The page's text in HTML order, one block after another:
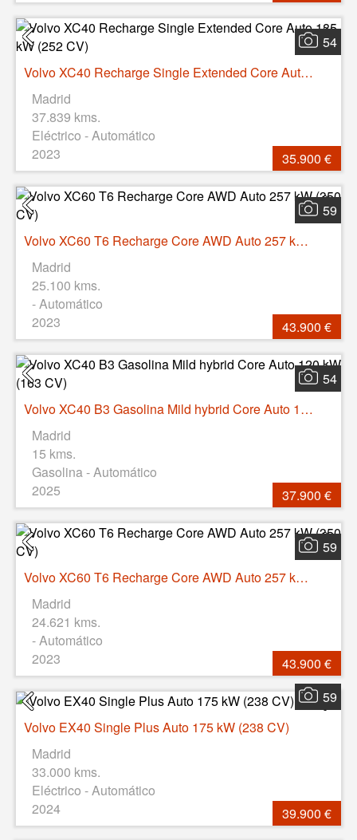
54
Volvo XC40 Recharge Single Extended Core Auto 185 kW (252 CV)
Madrid
37.839 kms.
Eléctrico - Automático
2023
35.900 €
59
Volvo XC60 T6 Recharge Core AWD Auto 257 kW (350 CV)
Madrid
25.100 kms.
- Automático
2023
43.900 €
54
Volvo XC40 B3 Gasolina Mild hybrid Core Auto 120 kW (163 CV)
Madrid
15 kms.
Gasolina - Automático
2025
37.900 €
59
Volvo XC60 T6 Recharge Core AWD Auto 257 kW (350 CV)
Madrid
24.621 kms.
- Automático
2023
43.900 €
59
Volvo EX40 Single Plus Auto 175 kW (238 CV)
Madrid
33.000 kms.
Eléctrico - Automático
2024
39.900 €